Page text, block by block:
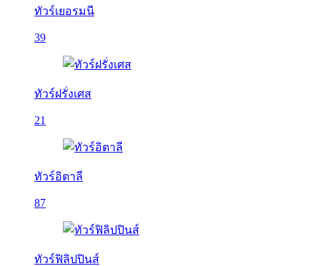
ทัวร์เยอรมนี
39
ทัวร์ฝรั่งเศส
21
ทัวร์อิตาลี
87
ทัวร์ฟิลิปปินส์